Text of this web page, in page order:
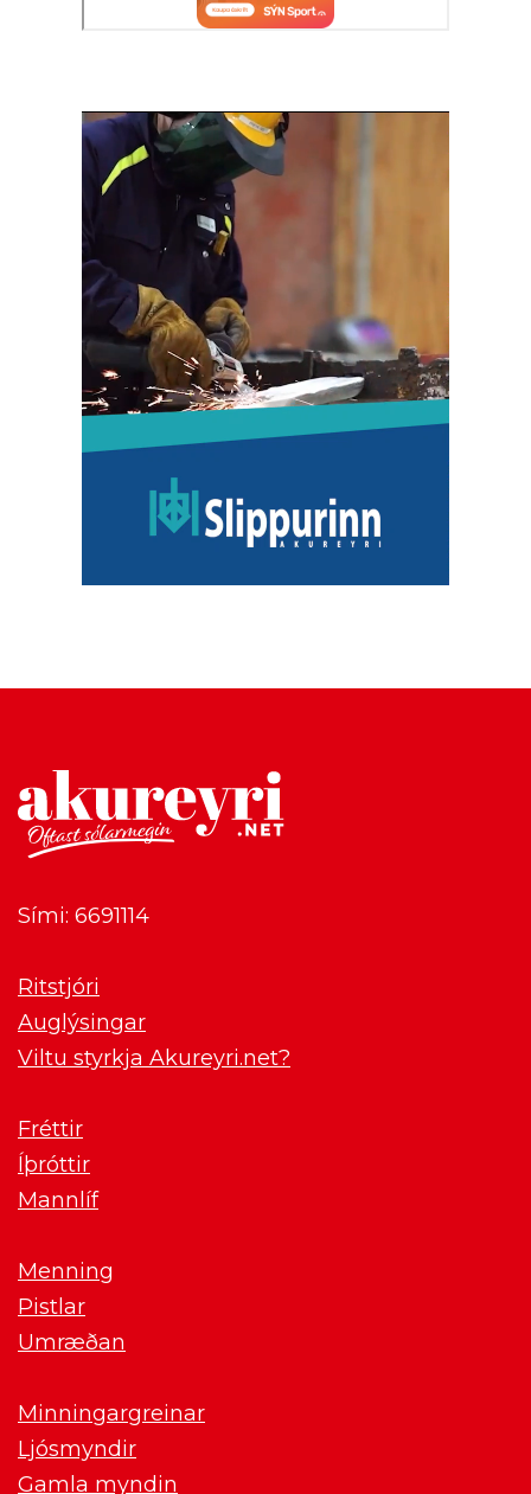
Sími: 6691114
Ritstjóri
Auglýsingar
Viltu styrkja Akureyri.net?
Fréttir
Íþróttir
Mannlíf
Menning
Pistlar
Umræðan
Minningargreinar
Ljósmyndir
Gamla myndin